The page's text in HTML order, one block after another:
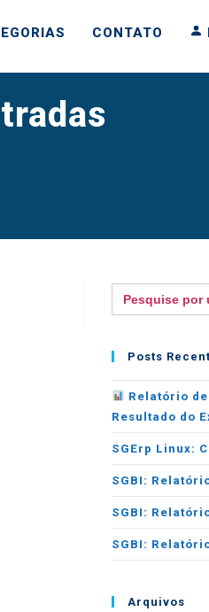
CONTATO
Search
for:
Posts
Relatório
Resultado do
SGErp Linux:
SGBI:
SGBI:
SGBI:
Arquivos